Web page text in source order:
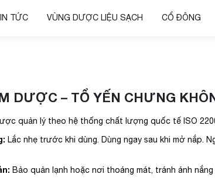
TỨC VÙNG DƯỢC LIỆU SẠCH CỔ ĐÔNG
DƯỢC – TỔ YẾN CHƯNG
quản lý theo hệ thống chất lượng quốc tế ISO
Lắc nhẹ trước khi dùng. Dùng ngay sau khi mở nắp.
Bảo quản lạnh hoặc nơi thoáng mát, tránh ánh